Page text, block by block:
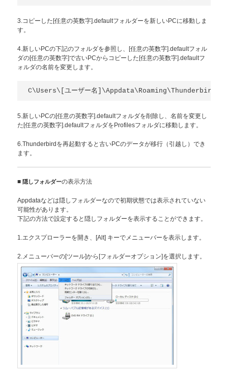
3.コピーした[任意の英数字].defaultフォルダーを新しいPCに移動しま
す。
4.新しいPCの下記のフォルダを参照し、[任意の英数字].defaultフォル
ダの[任意の英数字]で古いPCからコピーした[任意の英数字].defaultフ
ォルダの名前を変更します。
C\Users\[ユーザー名
5.新しいPCの[任意の英数字].defaultフォルダを削除し、名前を変更し
た[任意の英数字].defaultフォルダをProfilesフォルダに移動します。
6.Thunderbirdを再起動すると古いPCのデータが移行（引越し）でき
ます。
■ 隠しフォルダーの表示方法
Appdataなどは隠しフォルダーなので初期状態では表示されていない
可能性があります。
下記の方法で設定すると隠しフォルダーを表示することができます。
1.エクスプローラーを開き、[Alt] キーでメニューバーを表示します。
2.メニューバーの[ツール]から[フォルダーオプション]を選択します。